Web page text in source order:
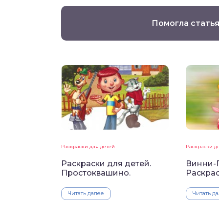
Помогла
Раскраски для детей
Раскраски для детей.
Простоквашино.
Читать далее
Раскраски
Винни-
Читать